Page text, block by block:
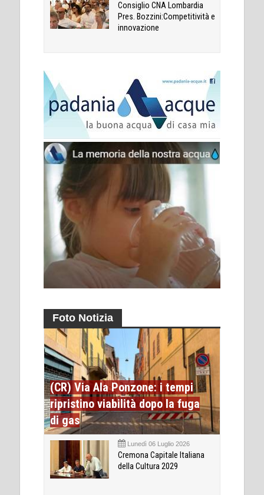
Consiglio CNA Lombardia
Pres. Bozzini:Competitività e
innovazione
Foto Notizia
(CR) Via Ala Ponzone: i tempi
ripristino viabilità dopo la fuga
di gas
Lunedì 06 Luglio 2026
Cremona Capitale Italiana
della Cultura 2029